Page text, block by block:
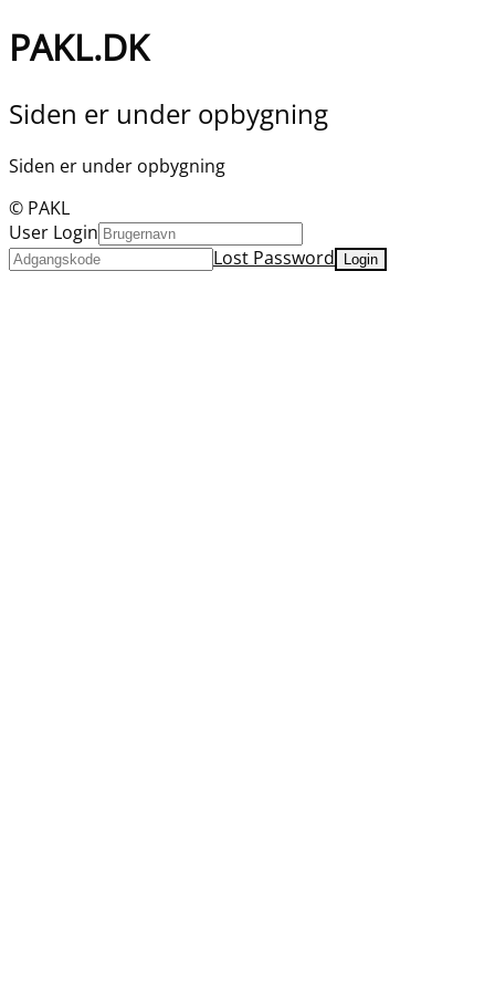
PAKL.DK
Siden er under opbygning
Siden er under opbygning
© PAKL
User Login
Lost Password